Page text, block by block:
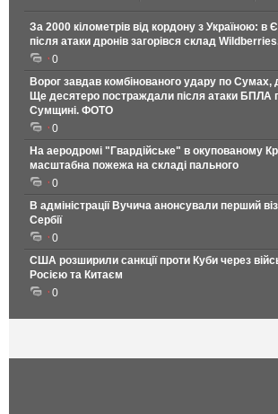
За 2000 кілометрів від кордону з Україною: в
після атаки дронів загорівся склад
0
Ворог завдав комбінованого удару по Сумах,
Ще десятеро постраждали після атаки БПЛА
Сумщині. ФОТО
0
На аеродромі "Гвардійське" в окупованому
масштабна пожежа на складі пального
0
В адміністрації Вучича анонсували перший
Сербії
0
США розширили санкції проти Куби через
Росією та Китаєм
0